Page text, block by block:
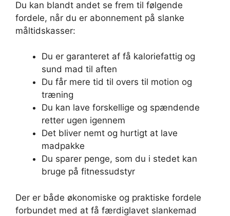
Du kan blandt andet se frem til følgende
fordele, når du er abonnement på slanke
måltidskasser:
Du er garanteret af få kaloriefattig og
sund mad til aften
Du får mere tid til overs til motion og
træning
Du kan lave forskellige og spændende
retter ugen igennem
Det bliver nemt og hurtigt at lave
madpakke
Du sparer penge, som du i stedet kan
bruge på fitnessudstyr
Der er både økonomiske og praktiske fordele
forbundet med at få færdiglavet slankemad